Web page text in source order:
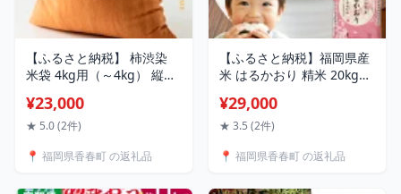
【ふるさと納税】 柿渋染
米袋 4kg用（～4kg） 縦約
綿 日用品 贈り物 贈答 ギフ
ト プレゼント
¥23,000
★ 5.0 (2件)
📍 福岡県香春町 の返礼品
【ふるさと納税】福岡県産
米 はるかおり 精米 20kg
ブレンド米 コメ ご飯 ごは
ん ライス 1袋あたり5kg 4
¥29,000
★ 3.5 (2件)
📍 福岡県香春町 の返礼品